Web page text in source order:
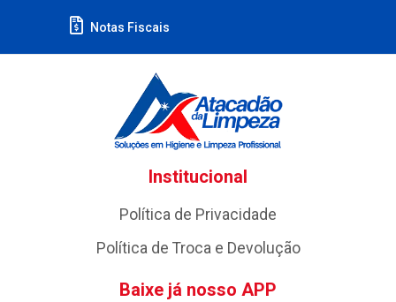
Notas Fiscais
Institucional
Política de Privacidade
Política de Troca e Devolução
Baixe já nosso APP